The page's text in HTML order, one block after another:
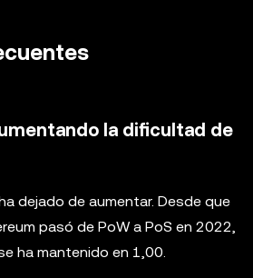
la dificultad de
dejado de aumentar. Desde que
pasó de PoW a PoS en 2022,
ha mantenido en 1,00.